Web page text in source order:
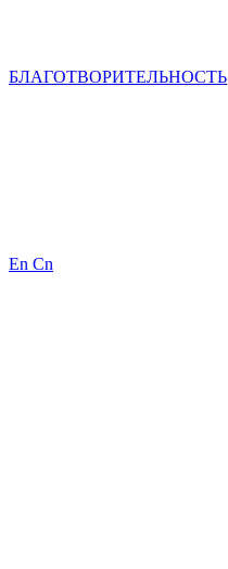
БЛАГОТВОРИТЕЛЬНОСТЬ
En Cn